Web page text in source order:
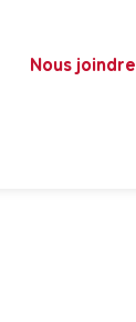
Nous joindre